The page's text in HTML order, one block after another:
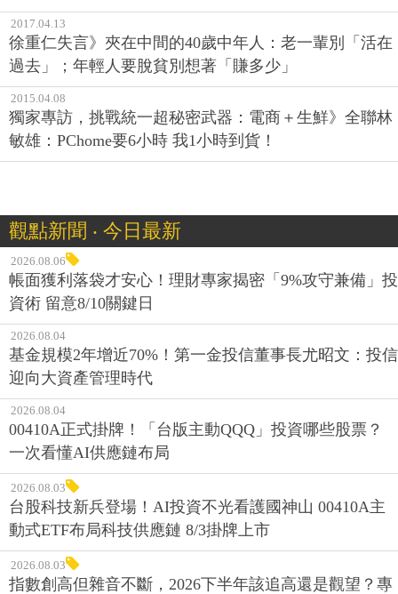
2017.04.13
徐重仁失言》夾在中間的40歲中年人：老一輩別「活在
過去」；年輕人要脫貧別想著「賺多少」
2015.04.08
獨家專訪，挑戰統一超秘密武器：電商＋生鮮》全聯林
敏雄：PChome要6小時 我1小時到貨！
觀點新聞 ‧ 今日最新
2026.08.06
帳面獲利落袋才安心！理財專家揭密「9%攻守兼備」投
資術 留意8/10關鍵日
2026.08.04
基金規模2年增近70%！第一金投信董事長尤昭文：投信
迎向大資產管理時代
2026.08.04
00410A正式掛牌！「台版主動QQQ」投資哪些股票？
一次看懂AI供應鏈布局
2026.08.03
台股科技新兵登場！AI投資不光看護國神山 00410A主
動式ETF布局科技供應鏈 8/3掛牌上市
2026.08.03
指數創高但雜音不斷，2026下半年該追高還是觀望？專